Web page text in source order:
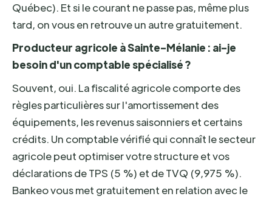
Québec). Et si le courant ne passe pas, même plus
tard, on vous en retrouve un autre gratuitement.
Producteur agricole à Sainte-Mélanie : ai-je
besoin d'un comptable spécialisé ?
Souvent, oui. La fiscalité agricole comporte des
règles particulières sur l'amortissement des
équipements, les revenus saisonniers et certains
crédits. Un comptable vérifié qui connaît le secteur
agricole peut optimiser votre structure et vos
déclarations de TPS (5 %) et de TVQ (9,975 %).
Bankeo vous met gratuitement en relation avec le